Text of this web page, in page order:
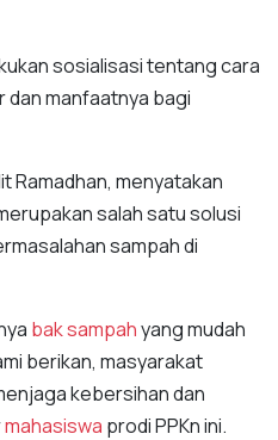
sosialisasi tentang cara
dan manfaatnya bagi
Ramadhan, menyatakan
salah satu solusi
sampah di
bak sampahyang mudah
berikan, masyarakat
kebersihan dan
mahasiswa prodi PPKn ini.